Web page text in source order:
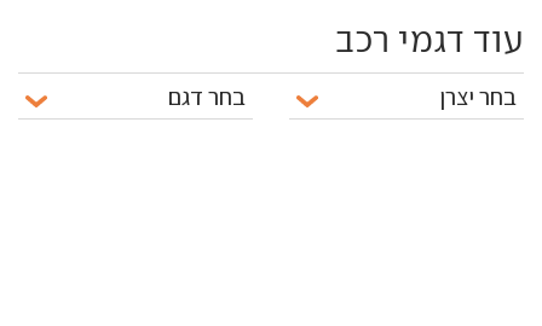
עוד דגמי רכב